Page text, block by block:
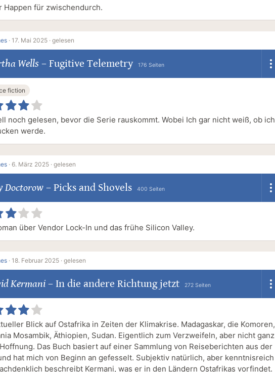
Happen für zwischendurch.
· 17. Mai 2025 · gelesen
Wells – Fugitive Telemetry 176 Seiten
fiction
noch gelesen, bevor die Serie rauskommt. Wobei Ich gar nicht weiß, ob ich
werde.
· 6. März 2025 · gelesen
Doctorow– Picks and Shovels 400 Seiten
über Vendor Lock-In und das frühe Silicon Valley.
· 18. Februar 2025 · gelesen
Kermani– In die andere Richtung jetzt 272 Seiten
Blick auf Ostafrika in Zeiten der Klimakrise. Madagaskar, die Komoren,
Mosambik, Äthiopien, Sudan. Eigentlich zum Verzweifeln, aber nicht ganz
Das Buch basiert auf einer Sammlung von Reiseberichten aus der
hat mich von Beginn an gefesselt. Subjektiv natürlich, aber kenntnisreich
beschreibt Kermani, was er in den Ländern Ostafrikas vorfindet.